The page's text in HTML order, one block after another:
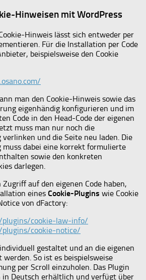
Hinweisen mit WordPress
Hinweis lässt sich entweder per
Für die Installation per Code
beispielsweise den Cookie
man den Cookie-Hinweis sowie das
eigenhändig konfigurieren und im
Code in den Head-Code der eigenen
muss man nur noch die
und die Seite neu laden. Die
muss dabei eine korrekt formulierte
sowie den konkreten
darlegen.
auf den eigenen Code haben,
eines Cookie-Plugins wie Cookie
von dFactory:
cookie-law-info/
cookie-notice/
gestaltet und an die eigenen
werden. So ist es beispielsweise
per Scroll einzuholen. Das Plugin
in Deutsch erhältlich und verfügt über